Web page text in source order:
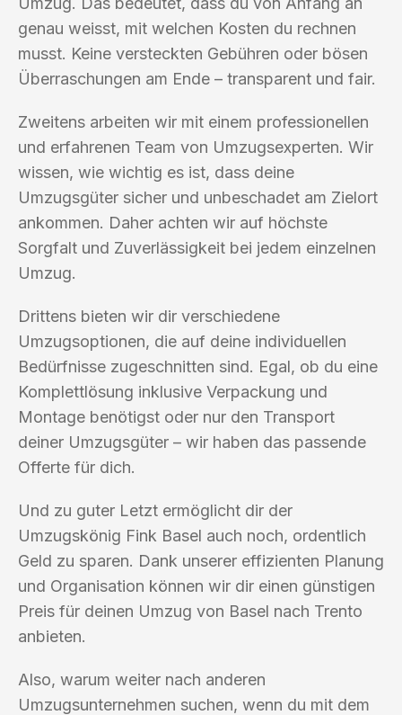
genau weisst, mit welchen Kosten du rechnen
musst. Keine versteckten Gebühren oder bösen
Überraschungen am Ende – transparent und fair.
Zweitens arbeiten wir mit einem professionellen
und erfahrenen Team von Umzugsexperten. Wir
wissen, wie wichtig es ist, dass deine
Umzugsgüter sicher und unbeschadet am Zielort
ankommen. Daher achten wir auf höchste
Sorgfalt und Zuverlässigkeit bei jedem einzelnen
Umzug.
Drittens bieten wir dir verschiedene
Umzugsoptionen, die auf deine individuellen
Bedürfnisse zugeschnitten sind. Egal, ob du eine
Komplettlösung inklusive Verpackung und
Montage benötigst oder nur den Transport
deiner Umzugsgüter – wir haben das passende
Offerte für dich.
Und zu guter Letzt ermöglicht dir der
Umzugskönig Fink Basel auch noch, ordentlich
Geld zu sparen. Dank unserer effizienten Planung
und Organisation können wir dir einen günstigen
Preis für deinen Umzug von Basel nach Trento
anbieten.
Also, warum weiter nach anderen
Umzugsunternehmen suchen, wenn du mit dem